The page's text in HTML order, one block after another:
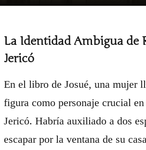
La Identidad Ambigua de
Jericó
En el libro de Josué, una mujer
figura como personaje crucial
Jericó. Habría auxiliado a dos
escapar por la ventana de su